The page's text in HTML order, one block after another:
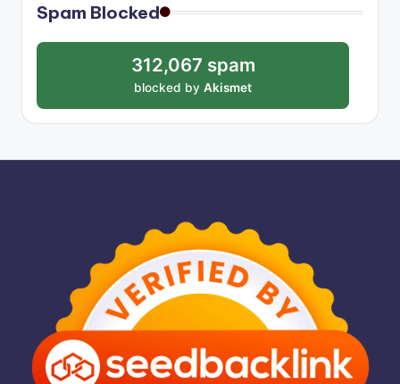
Spam Blocked
312,067 spam
blocked by Akismet